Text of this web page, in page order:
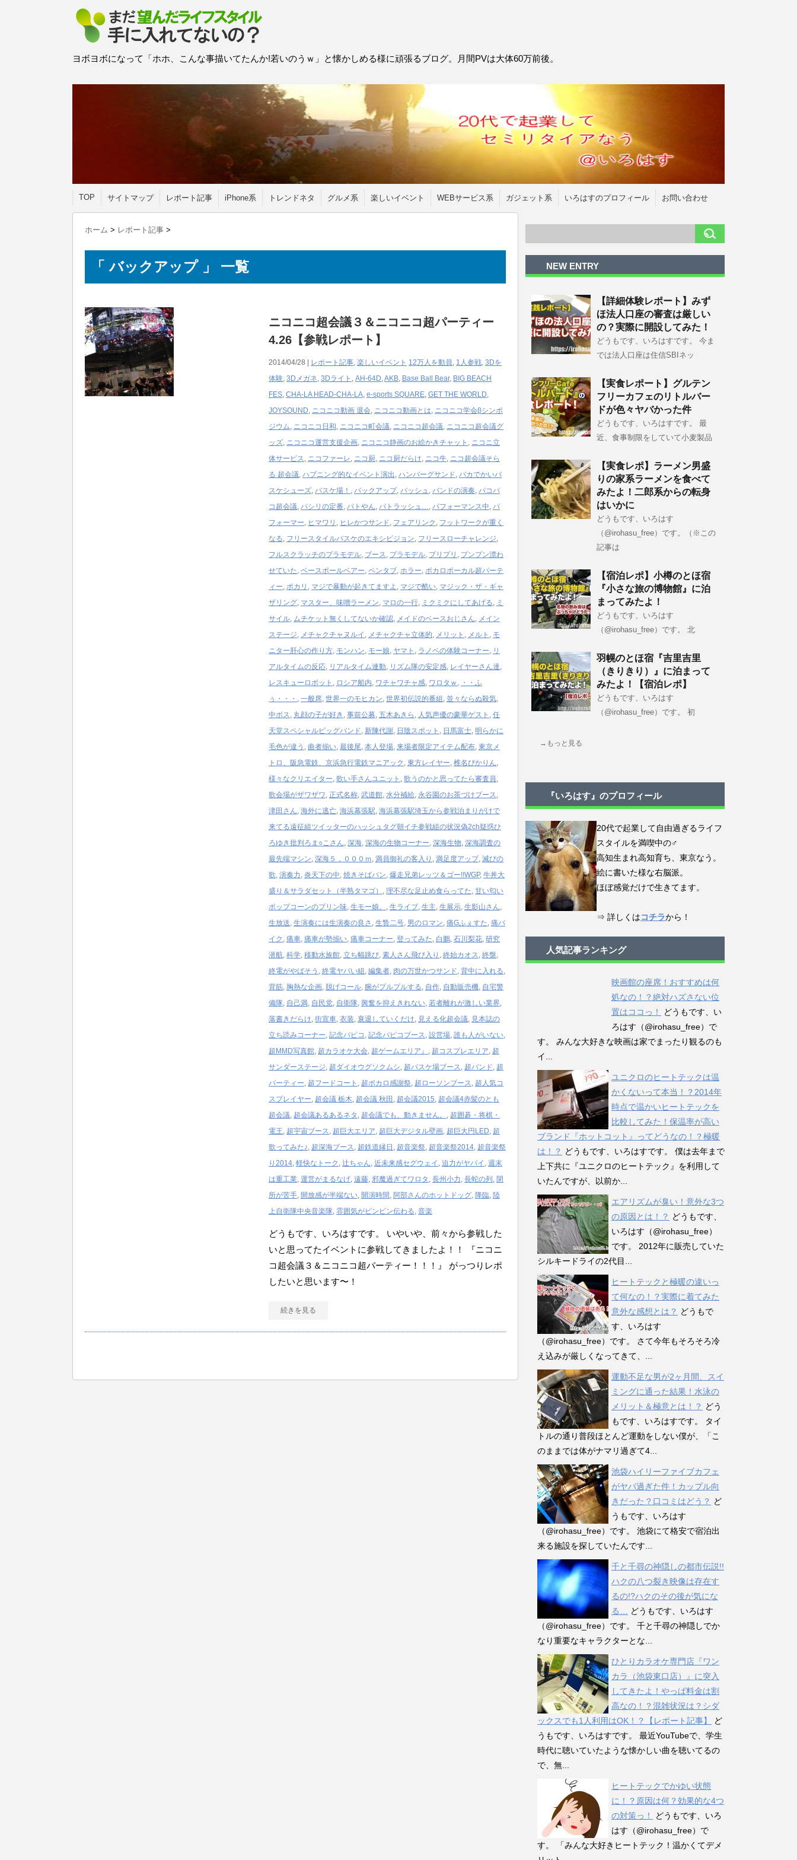
ヨボヨボになって「ホホ、こんな事描いてたんか!若いのうｗ」と懐かしめる様に頑張るブログ。月間PVは大体60万前後。
TOP サイトマップ レポート記事 iPhone系 トレンドネタ グルメ系 楽しいイベント WEBサービス系 ガジェット系 いろはすのプロフィール お問い合わせ
ホーム > レポート記事 >
「 バックアップ 」 一覧
ニコニコ超会議３＆ニコニコ超パーティー
4.26【参戦レポート】
2014/04/28 | レポート記事, 楽しいイベント 12万人を動員, 1人参戦, 3Dを
体験, 3Dメガネ, 3Dライト , AH-64D,AKB, Base Ball Bear, BIG BEACH
FES, CHA-LA HEAD-CHA-LA, e-sports SQUARE, GET THE WORLD,
JOYSOUND, ニコニコ動画 退会, ニコニコ動画とは, ニコニコ学会βシンポ
ジウム, ニコニコ日和, ニコニコ町会議, ニコニコ超会議, ニコニコ超会議グ
ッズ, ニコニコ運営支援企画, ニコニコ静画のお絵かきチャット , ニコニ立
体サービス, ニコファーレ, ニコ厨, ニコ厨だらけ, ニコ牛, ニコ超会議そら
る 超会議, ハプニング的なイベント演出 , ハンバーグサンド, バカでかいバ
スケシューズ, バスケ場！ , バックアップ, バッシュ, バンドの演奏, パコパ
コ超会議, パシリの定番, パトやん, パトラッシュ…, パフォーマンス中, パ
フォーマー, ヒマワリ , ヒレかつサンド, フェアリンク , フットワークが重く
なる, フリースタイルバスケのエキシビジョン, フリースローチャレンジ,
フルスクラッチのプラモデル, ブース, プラモデル, プリプリ , プンプン漂わ
せていた, ベースボールベアー, ペンタブ, ホラー, ボカロボーカル超パーテ
ィー, ポカリ , マジで暴動が起きてますよ , マジで酷い, マジック・ザ・ギャ
ザリング, マスター、味噌ラーメン, マロの一行, ミクミクにしてあげる, ミ
サイル, ムチケット無くしてないか確認, メイドのベースおじさん, メイン
ステージ, メチャクチャヌルイ , メチャクチャ立体的, メリット , メルト , モ
ニター肝心の作り方, モンハン, モー娘, ヤマト , ラノベの体験コーナー, リ
アルタイムの反応, リアルタイム連動, リズム隊の安定感, レイヤーさん達,
レスキューロボット , ロシア船内, ワチャワチャ感, ワロタｗ , ・・ふ
ぅ・・・ , 一般席, 世界一のモヒカン, 世界初伝説的番組 , 並々ならぬ殺気,
中ボス, 丸顔の子が好き , 事前公募, 五木あきら , 人気声優の豪華ゲスト , 任
天堂スペシャルビッグバンド, 新陳代謝, 日陰スポット , 日馬富士, 明らかに
毛色が違う , 曲者揃い, 最後尾, 本人登場, 来場者限定アイテム配布, 東京メ
トロ、阪急電鉄、京浜急行電鉄マニアック , 東方レイヤー, 椎名ぴかりん,
様々なクリエイター, 歌い手さんユニット , 歌うのかと思ってたら審査員,
歌会場がザワザワ, 正式名称, 武道館, 水分補給, 永谷園のお茶づけブース,
津田さん, 海外に逃亡, 海浜幕張駅, 海浜幕張駅埼玉から参戦泊まりがけで
来てる遠征組ツイッターのハッシュタグ朝イチ参戦組の状況偽2ch疑惑ひ
ろゆき批判ろま○こさん, 深海, 深海の生物コーナー, 深海生物, 深海調査の
最先端マシン, 深海５，０００ｍ , 満員御礼の客入り , 満足度アップ, 滅びの
歌, 演奏力, 炎天下の中, 焼きそばパン, 爆走兄弟レッツ＆ゴー!!WGP, 牛丼大
盛り＆サラダセット（半熟タマゴ） , 理不尽な足止め食らってた, 甘い匂い
ポップコーンのプリン味, 生モー娘。 , 生ライブ, 生主, 生展示, 生影山さん,
生放送, 生演奏には生演奏の良さ , 生贄二号, 男のロマン, 痛Gふぇすた, 痛バ
イク , 痛車, 痛車が勢揃い, 痛車コーナー, 登ってみた, 白鵬, 石川梨花, 研究
潜航, 科学, 移動水族館, 立ち幅跳び, 素人さん飛び入り , 終始カオス, 終盤,
終電がやばそう , 終電ヤバい組 , 編集者, 肉の万世かつサンド, 背中に入れる,
背筋, 胸熱な企画, 脱げコール, 腕がプルプルする, 自作, 自動販売機, 自宅警
備隊, 自己満, 自民党, 自衛隊, 興奮を抑えきれない, 若者離れが激しい業界,
落書きだらけ, 街宣車, 衣装, 衰退していくだけ, 見える化超会議, 見本誌の
立ち読みコーナー, 記念パピコ , 記念パピコブース, 設営場, 誰も人がいない,
超MMD写真館, 超カラオケ大会, 超ゲームエリア』 , 超コスプレエリア, 超
サンダーステージ, 超ダイオウグソクムシ, 超バスケ場ブース, 超バンド, 超
パーティー, 超フードコート , 超ボカロ感謝祭, 超ローソンブース, 超人気コ
スプレイヤー, 超会議 栃木, 超会議 秋田 , 超会議2015, 超会議4赤髪のとも
超会議, 超会議あるあるネタ , 超会議でも、動きません。 , 超囲碁・将棋・
電王, 超宇宙ブース, 超巨大エリア, 超巨大デジタル壁画, 超巨大円LED, 超
歌ってみた♪, 超深海ブース, 超鉄道縁日 , 超音楽祭, 超音楽祭2014, 超音楽祭
り2014, 軽快なトーク , 辻ちゃん, 近未来感セグウェイ , 迫力がヤバイ , 週末
は重工業, 運営がまるなげ, 遠藤, 邪魔過ぎてワロタ , 長州小力, 長蛇の列 , 閉
所が苦手, 開放感が半端ない, 開演時間 , 阿部さんのホットドッグ, 降臨, 陸
上自衛隊中央音楽隊, 雰囲気がビンビン伝わる, 音楽
どうもです、いろはすです。 いやいや、前々から参戦した
いと思ってたイベントに参戦してきましたよ！！ 『ニコニ
コ超会議３＆ニコニコ超パーティー！！！』 がっつりレポ
したいと思います〜！
続きを見る
NEW ENTRY
【詳細体験レポート】みず
ほ法人口座の審査は厳しい
の？実際に開設してみた！
どうもです、いろはすです。 今ま
では法人口座は住信SBIネッ
【実食レポート】グルテン
フリーカフェのリトルバー
ドが色々ヤバかった件
どうもです、いろはすです。 最
近、食事制限をしていて小麦製品
【実食レポ】ラーメン男盛
りの家系ラーメンを食べて
みたよ！二郎系からの転身
はいかに
どうもです、いろはす
（@irohasu_free）です。（※この
記事は
【宿泊レポ】小樽のとほ宿
『小さな旅の博物館』に泊
まってみたよ！
どうもです、いろはす
（@irohasu_free）です。 北
羽幌のとほ宿『吉里吉里
（きりきり）』に泊まって
みたよ！【宿泊レポ】
どうもです、いろはす
（@irohasu_free）です。 初
→もっと見る
『いろはす』のプロフィール
20代で起業して自由過ぎるライフ
スタイルを満喫中の♂
高知生まれ高知育ち、東京なう。
絵に書いた様な右脳派。
ほぼ感覚だけで生きてます。
⇒ 詳しくはコチラから！
人気記事ランキング
映画館の座席！おすすめは何
処なの！？絶対ハズさない位
置はココっ！
どうもです、い
ろはす（@irohasu_free）で
す。 みんな大好きな映画は家でまったり観るのも
イ...
ユニクロのヒートテックは温
かくないって本当！？2014年
時点で温かいヒートテックを
比較してみた！保温率が高い
ブランド『ホットコット』ってどうなの！？極暖
は！？ どうもです、いろはすです。 僕は去年まで
上下共に『ユニクロのヒートテック』を利用して
いたんですが、以前か...
エアリズムが臭い！意外な3つ
の原因とは！？ どうもです、
いろはす（@irohasu_free）
です。 2012年に販売していた
シルキードライの2代目...
ヒートテックと極暖の違いっ
て何なの！？実際に着てみた
意外な感想とは？ どうもで
す、いろはす
（@irohasu_free）です。 さて今年もそろそろ冷
え込みが厳しくなってきて、...
運動不足な男が2ヶ月間、スイ
ミングに通った結果！水泳の
メリット＆極意とは！？ どう
もです、いろはすです。 タイ
トルの通り普段ほとんど運動をしない僕が、「こ
のままでは体がナマリ過ぎて4...
池袋ハイリーファイブカフェ
がヤバ過ぎた件！カップル向
きだった？口コミはどう？ ど
うもです、いろはす
（@irohasu_free）です。 池袋にて格安で宿泊出
来る施設を探していたんです...
千と千尋の神隠しの都市伝説!!
ハクの八つ裂き映像は存在す
るの!?ハクのその後が気にな
る…
どうもです、いろはす
（@irohasu_free）です。 千と千尋の神隠しでか
なり重要なキャラクターとな...
ひとりカラオケ専門店『ワン
カラ（池袋東口店）』に突入
してきたよ！やっぱ料金は割
高なの！？混雑状況は？シダ
ックスでも1人利用はOK！？【レポート記事】
ど
うもです、いろはすです。 最近YouTubeで、学生
時代に聴いていたような懐かしい曲を聴いてるの
で、無...
ヒートテックでかゆい状態
に！？原因は何？効果的な4つ
の対策っ！
どうもです、いろ
はす（@irohasu_free）で
す。 「みんな大好きヒートテック！温かくてデメ